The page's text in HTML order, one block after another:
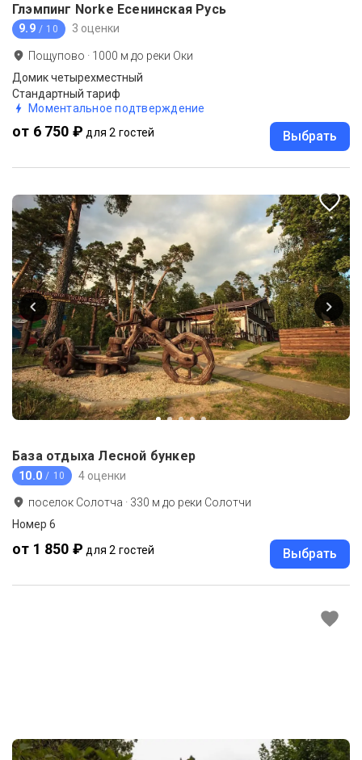
Глэмпинг Norke Есенинская Русь
9.9 / 10 3 оценки
Пощупово · 1000 м до реки Оки
Домик четырехместный
Стандартный тариф
Моментальное подтверждение
от 6 750 ₽ для 2 гостей Выбрать
База отдыха Лесной бункер
10.0 / 10 4 оценки
поселок Солотча · 330 м до реки Солотчи
Номер 6
от 1 850 ₽ для 2 гостей Выбрать